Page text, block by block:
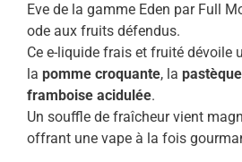
Eve de la gamme Eden par Full
ode aux fruits défendus.
Ce e-liquide frais et fruité dévoile
la pomme croquante, la
framboise acidulée.
Un souffle de fraîcheur vient
offrant une vape à la fois